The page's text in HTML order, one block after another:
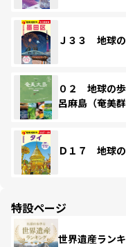
Ｊ３３ 地球
０２ 地球の
呂麻島（奄美
Ｄ１７ 地球
特設ページ
世界遺産ラン